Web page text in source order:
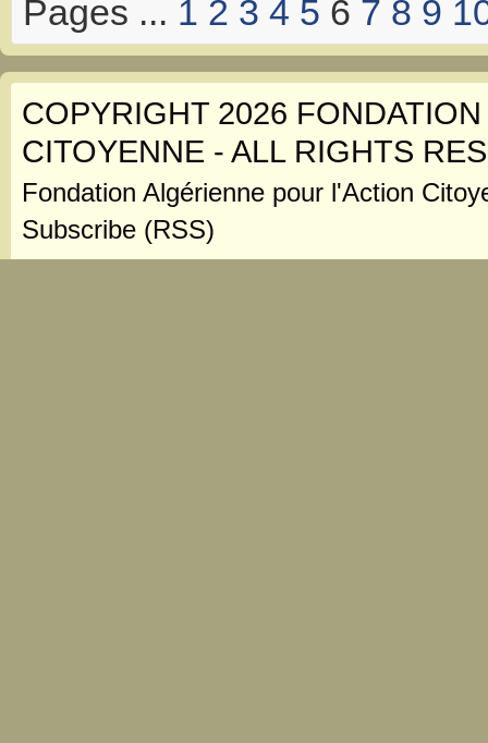
Pages ... 1 2 3 4 5 6 7 8 9
COPYRIGHT 2026
CITOYENNE - ALL RIGHTS
Fondation Algérienne pour l'Action
Subscribe (RSS)